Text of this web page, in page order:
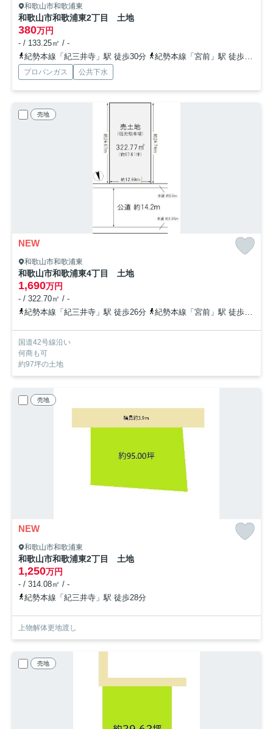
和歌山市和歌浦東
和歌山市和歌浦東2丁目 土地
380万円
- / 133.25㎡ / -
紀勢本線「紀三井寺」駅 徒歩30分
紀勢本線「宮前」駅 徒歩42分
プロパンガス 公共下水
売地
NEW
和歌山市和歌浦東
和歌山市和歌浦東4丁目 土地
1,690万円
- / 322.70㎡ / -
紀勢本線「紀三井寺」駅 徒歩26分
紀勢本線「宮前」駅 徒歩46分
国道42号線沿い
何商も可
約97坪の土地
売地
NEW
和歌山市和歌浦東
和歌山市和歌浦東2丁目 土地
1,250万円
- / 314.08㎡ / -
紀勢本線「紀三井寺」駅 徒歩28分
上物解体更地渡し
売地